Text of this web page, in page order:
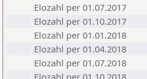
Elozahl per 01.07.2017
Elozahl per 01.10.2017
Elozahl per 01.01.2018
Elozahl per 01.04.2018
Elozahl per 01.07.2018
Elozahl per 01.10.2018